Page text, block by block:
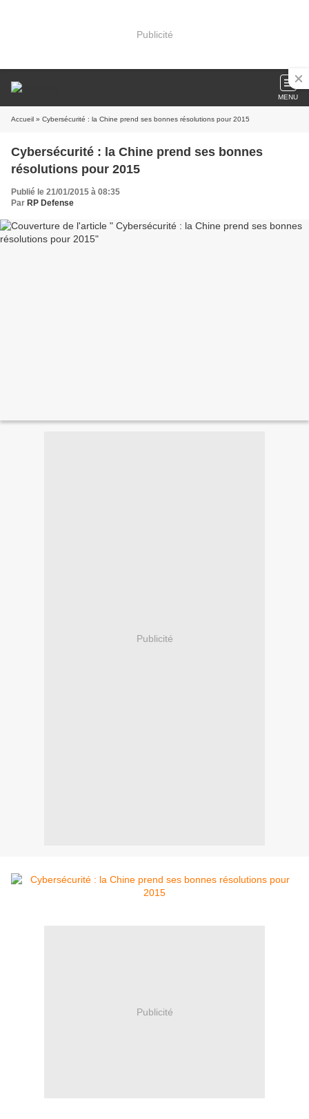
Publicité
MENU
Accueil » Cybersécurité : la Chine prend ses bonnes résolutions pour 2015
Cybersécurité : la Chine prend ses bonnes
résolutions pour 2015
Publié le 21/01/2015 à 08:35
Par RP Defense
Publicité
Publicité